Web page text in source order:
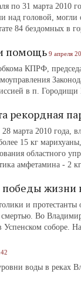
по 31 марта 2010
головой, могли
84 бездомных в
помощь 9 апреля
КПРФ,
в п. Городищи
рекордная
марта 2010 года,
15 кг
областного
амфетамина - 2
жизни
и
Во
Успенском соборе.
воды в реках